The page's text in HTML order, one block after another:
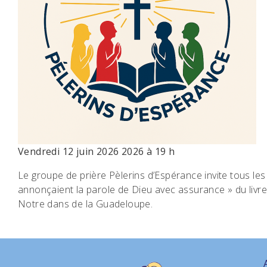
Vendredi 12 juin 2026 2026 à 19 h
Le groupe de prière Pèlerins d’Espérance invite tous
annonçaient la parole de Dieu avec assurance » du
Notre dans de la Guadeloupe.